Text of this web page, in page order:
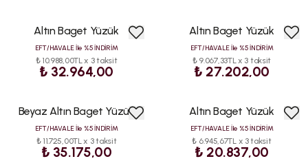
Altın Baget Yüzük
EFT/HAVALE İle %5 İNDİRİM
₺ 10.988,00TL x 3 taksit
₺ 32.964,00
Altın Baget Yüzük
EFT/HAVALE İle %5 İNDİRİM
₺ 9.067,33TL x 3 taksit
₺ 27.202,00
Beyaz Altın Baget Yüzük
EFT/HAVALE İle %5 İNDİRİM
₺ 11.725,00TL x 3 taksit
₺ 35.175,00
Altın Baget Yüzük
EFT/HAVALE İle %5 İNDİRİM
₺ 6.945,67TL x 3 taksit
₺ 20.837,00